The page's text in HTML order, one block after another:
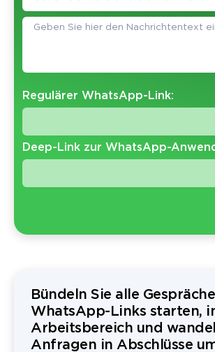
Regulärer WhatsApp-Link:
Deep-Link zur WhatsApp-
Bündeln Sie alle
WhatsApp-Links starten,
Arbeitsbereich und
Anfragen in Abschlüsse